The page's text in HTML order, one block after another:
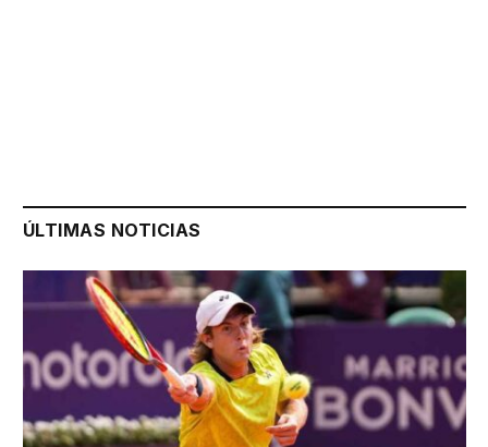
ÚLTIMAS NOTICIAS